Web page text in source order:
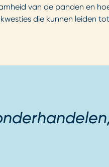
van de panden en
die kunnen leiden